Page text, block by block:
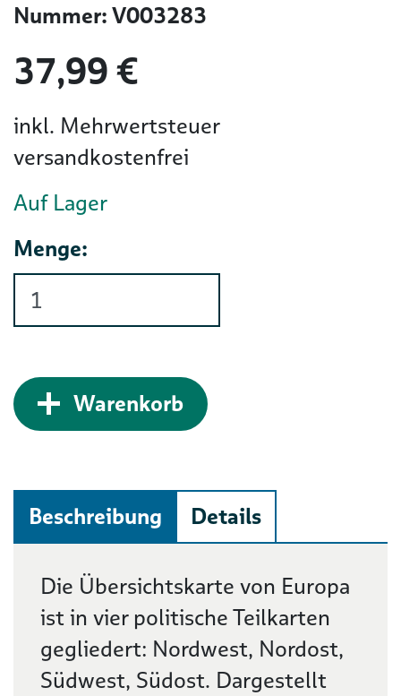
Nummer: V003283
37,99 €
inkl. Mehrwertsteuer
versandkostenfrei
Auf Lager
Menge:
WarenkorbZum Warenkorb
Beschreibung Details
Beschreibung
Die Übersichtskarte von Europa
ist in vier politische Teilkarten
gegliedert: Nordwest, Nordost,
Südwest, Südost. Dargestellt